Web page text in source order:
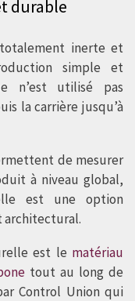
que des
et
durable
inerte et
simple et
n’est utilisé pas
la carrière jusqu’à
de mesurer
à niveau global,
est une option
architectural.
est le matériau
tout au long de
Control Union qui